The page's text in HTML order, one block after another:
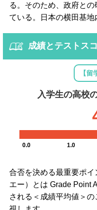
る。そのため、政府と
ている。日本の横田基地
成績とテストス
【
入学生の高校
0.0 1.0
合否を決める最重要ポ
エー）とは Grade Point
される＜成績平均値＞